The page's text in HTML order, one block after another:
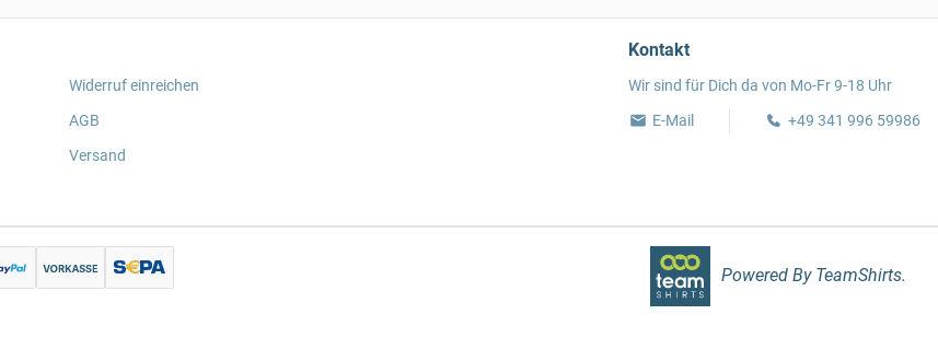
Widerruf einreichen
AGB
Versand
Kontakt
Wir sind für Dich da von Mo-Fr 9-18 Uhr
E-Mail
+49 341 996 59986
Powered By TeamShirts.